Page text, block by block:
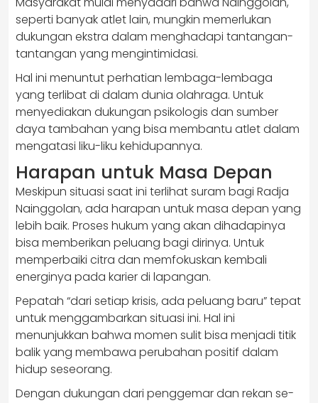
seperti banyak atlet lain, mungkin memerlukan
dukungan ekstra dalam menghadapi tantangan-
tantangan yang mengintimidasi.
Hal ini menuntut perhatian lembaga-lembaga
yang terlibat di dalam dunia olahraga. Untuk
menyediakan dukungan psikologis dan sumber
daya tambahan yang bisa membantu atlet dalam
mengatasi liku-liku kehidupannya.
Harapan untuk Masa Depan
Meskipun situasi saat ini terlihat suram bagi Radja
Nainggolan, ada harapan untuk masa depan yang
lebih baik. Proses hukum yang akan dihadapinya
bisa memberikan peluang bagi dirinya. Untuk
memperbaiki citra dan memfokuskan kembali
energinya pada karier di lapangan.
Pepatah “dari setiap krisis, ada peluang baru” tepat
untuk menggambarkan situasi ini. Hal ini
menunjukkan bahwa momen sulit bisa menjadi titik
balik yang membawa perubahan positif dalam
hidup seseorang.
Dengan dukungan dari penggemar dan rekan se-